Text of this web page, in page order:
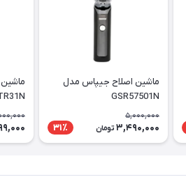
ماشین اصلاح جیپاس مدل
GSR57501N
5,000,000
3,490,000 تومان 31٪